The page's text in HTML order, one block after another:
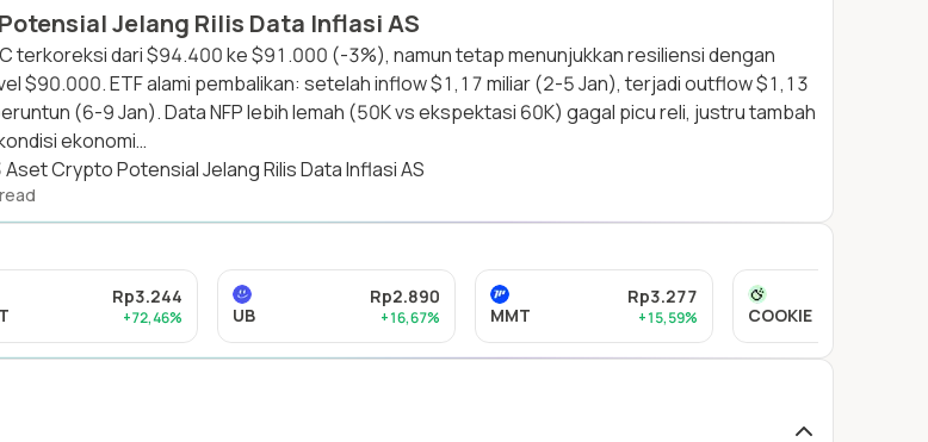
Jelang Rilis Data Inflasi AS
terkoreksi dari $94.400 ke $91.000 (-3%), namun tetap menunjukkan resiliensi dengan
$90.000. ETF alami pembalikan: setelah inflow $1,17 miliar (2-5 Jan), terjadi outflow $1,13
(6-9 Jan). Data NFP lebih lemah (50K vs ekspektasi 60K) gagal picu reli, justru tambah
ekonomi…
Aset Crypto Potensial Jelang Rilis Data Inflasi AS
Rp3.244
+72,46% UB
Rp2.890
+16,67% MMT
Rp3.277
+15,59% COOKIE